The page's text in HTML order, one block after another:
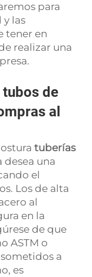
para
las
tener en
realizar una
de
al
tuberías
desea una
el
Los de alta
al
en la
de que
ASTM o
a
es